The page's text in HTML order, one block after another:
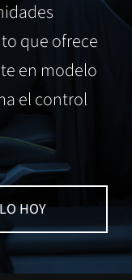
que ofrece
en modelo
el control
HOY